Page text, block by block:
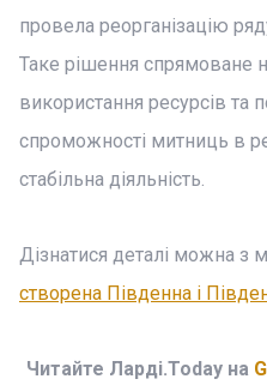
провела реорганізацію
Таке рішення спрямоване
використання ресурсів та
спроможності митниць в
стабільна діяльність.
Дізнатися деталі можна з
створена Південна і
Читайте Ларді.Today на